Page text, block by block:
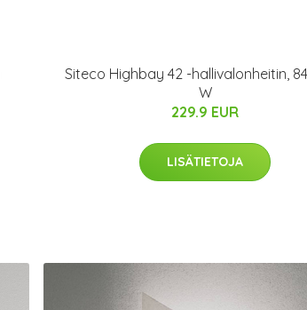
Siteco Highbay 42 -hallivalonheitin,
W
229.9 EUR
LISÄTIETOJA